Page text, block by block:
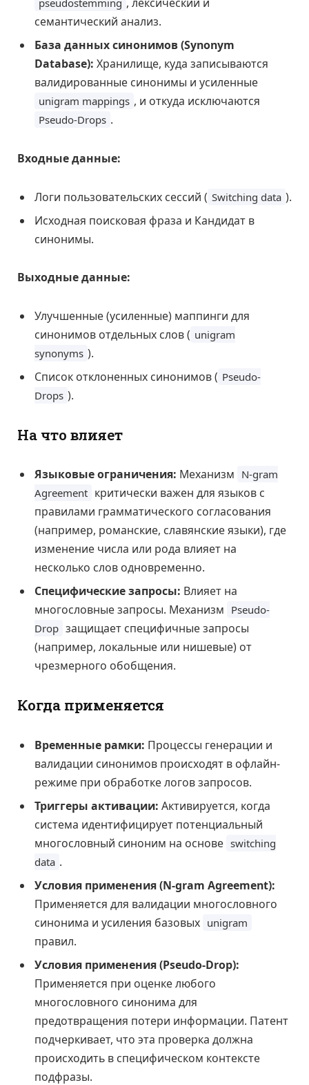
pseudostemming
семантический анализ.
База данных синонимов (Synonym
Database): Хранилище, куда записываются
валидированные синонимы и усиленные
unigram mappings , и откуда исключаются
Pseudo-Drops .
Входные данные:
Логи пользовательских сессий ( Switching data ).
Исходная поисковая фраза и Кандидат в
синонимы.
Выходные данные:
Улучшенные (усиленные) маппинги для
синонимов отдельных слов ( unigram
synonyms ).
Список отклоненных синонимов ( Pseudo-
Drops ).
На что влияет
Языковые ограничения: Механизм N-gram
Agreement критически важен для языков с
правилами грамматического согласования
(например, романские, славянские языки), где
изменение числа или рода влияет на
несколько слов одновременно.
Специфические запросы: Влияет на
многословные запросы. Механизм Pseudo-
Drop защищает специфичные запросы
(например, локальные или нишевые) от
чрезмерного обобщения.
Когда применяется
Временные рамки: Процессы генерации и
валидации синонимов происходят в офлайн-
режиме при обработке логов запросов.
Триггеры активации: Активируется, когда
система идентифицирует потенциальный
многословный синоним на основе switching
data .
Условия применения (N-gram Agreement):
Применяется для валидации многословного
синонима и усиления базовых unigram
правил.
Условия применения (Pseudo-Drop):
Применяется при оценке любого
многословного синонима для
предотвращения потери информации. Патент
подчеркивает, что эта проверка должна
происходить в специфическом контексте
подфразы.